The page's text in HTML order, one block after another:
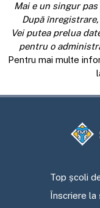
Mai e un singur
După
Vei putea prelua
pentru o
Pentru mai multe
Top școli
Înscriere la